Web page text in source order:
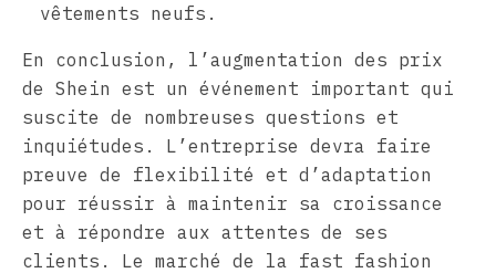
vêtements neufs.
En conclusion, l’augmentation des prix
de Shein est un événement important qui
suscite de nombreuses questions et
inquiétudes. L’entreprise devra faire
preuve de flexibilité et d’adaptation
pour réussir à maintenir sa croissance
et à répondre aux attentes de ses
clients. Le marché de la fast fashion